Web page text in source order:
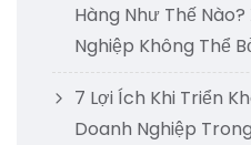
Hàng Như Thế
Nghiệp Không Thể
7 Lợi Ích Khi Triển
Doanh Nghiệp